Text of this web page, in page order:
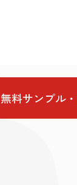
無料サンプル